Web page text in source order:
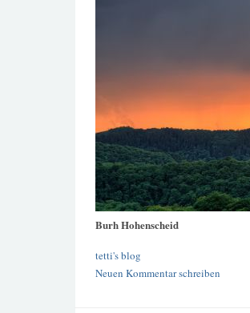
Burh Hohenscheid
tetti's blog
Neuen Kommentar schreiben